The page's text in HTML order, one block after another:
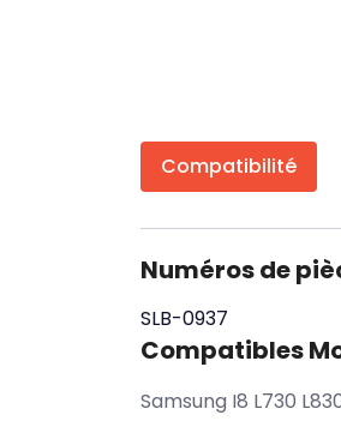
Compatibilité
Numéros de
SLB-0937
Compatibles
Samsung I8 L730